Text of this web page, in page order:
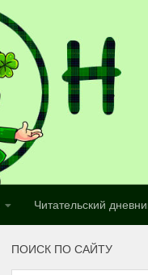
Читательский
ПОИСК ПО САЙТУ